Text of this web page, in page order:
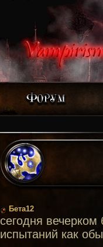
Бета12
сегодня
испытаний как